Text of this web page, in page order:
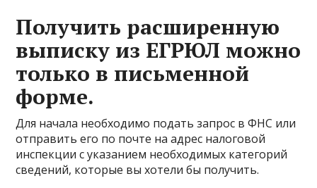
Получить расширенную
выписку из ЕГРЮЛ можно
только в письменной
форме.
Для начала необходимо подать запрос в ФНС или
отправить его по почте на адрес налоговой
инспекции с указанием необходимых категорий
сведений, которые вы хотели бы получить.